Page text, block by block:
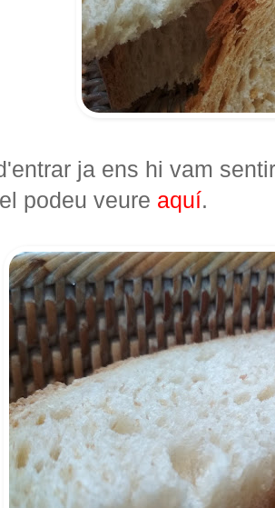
ja ens hi vam
podeu veure aquí.